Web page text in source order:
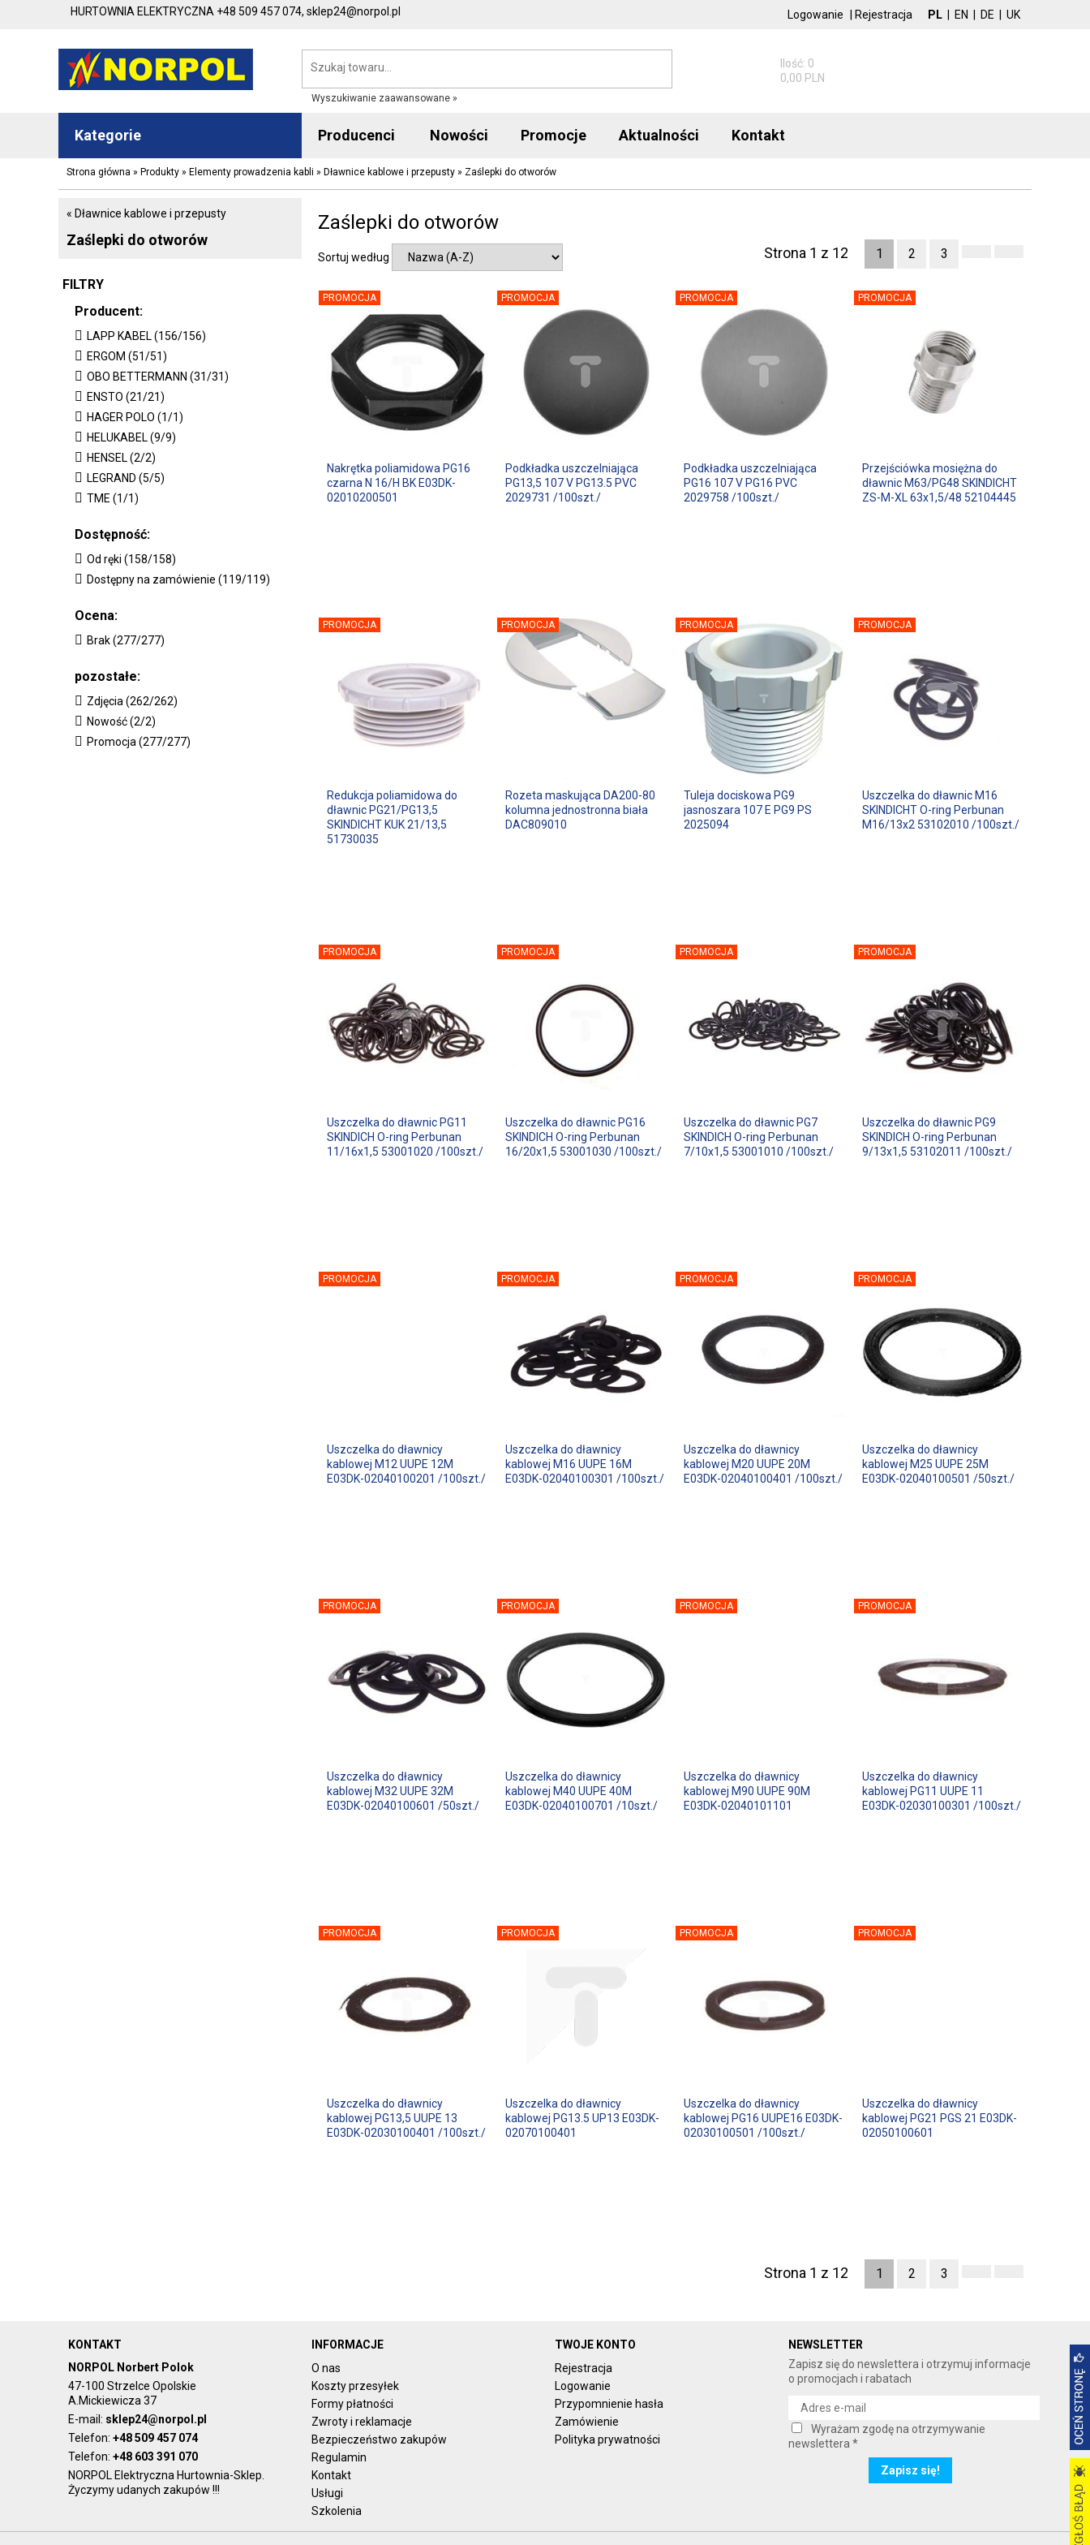
HURTOWNIA ELEKTRYCZNA +48 509 457 074, sklep24@norpol.pl PL EN DE UK
Logowanie Rejestracja
Wyszukiwanie zaawansowane »
Ilość: 0
0,00 PLN
Kategorie Producenci Nowości Promocje Aktualności Kontakt
Strona główna » Produkty » Elementy prowadzenia kabli » Dławnice kablowe i przepusty » Zaślepki do otworów
« Dławnice kablowe i przepusty
Zaślepki do otworów
FILTRY
Producent:
LAPP KABEL (156/156)
ERGOM (51/51)
OBO BETTERMANN (31/31)
ENSTO (21/21)
HAGER POLO (1/1)
HELUKABEL (9/9)
HENSEL (2/2)
LEGRAND (5/5)
TME (1/1)
Dostępność:
Od ręki (158/158)
Dostępny na zamówienie (119/119)
Ocena:
Brak (277/277)
pozostałe:
Zdjęcia (262/262)
Nowość (2/2)
Promocja (277/277)
Zaślepki do otworów
Sortuj według Strona 1 z 12 1 2 3
PROMOCJA
Nakrętka poliamidowa PG16
czarna N 16/H BK E03DK-
02010200501
PROMOCJA
Podkładka uszczelniająca
PG13,5 107 V PG13.5 PVC
2029731 /100szt./
PROMOCJA
Podkładka uszczelniająca
PG16 107 V PG16 PVC
2029758 /100szt./
PROMOCJA
Przejściówka mosiężna do
dławnic M63/PG48 SKINDICHT
ZS-M-XL 63x1,5/48 52104445
PROMOCJA
Redukcja poliamidowa do
dławnic PG21/PG13,5
SKINDICHT KUK 21/13,5
51730035
PROMOCJA
Rozeta maskująca DA200-80
kolumna jednostronna biała
DAC809010
PROMOCJA
Tuleja dociskowa PG9
jasnoszara 107 E PG9 PS
2025094
PROMOCJA
Uszczelka do dławnic M16
SKINDICHT O-ring Perbunan
M16/13x2 53102010 /100szt./
PROMOCJA
Uszczelka do dławnic PG11
SKINDICH O-ring Perbunan
11/16x1,5 53001020 /100szt./
PROMOCJA
Uszczelka do dławnic PG16
SKINDICH O-ring Perbunan
16/20x1,5 53001030 /100szt./
PROMOCJA
Uszczelka do dławnic PG7
SKINDICH O-ring Perbunan
7/10x1,5 53001010 /100szt./
PROMOCJA
Uszczelka do dławnic PG9
SKINDICH O-ring Perbunan
9/13x1,5 53102011 /100szt./
PROMOCJA
Uszczelka do dławnicy
kablowej M12 UUPE 12M
E03DK-02040100201 /100szt./
PROMOCJA
Uszczelka do dławnicy
kablowej M16 UUPE 16M
E03DK-02040100301 /100szt./
PROMOCJA
Uszczelka do dławnicy
kablowej M20 UUPE 20M
E03DK-02040100401 /100szt./
PROMOCJA
Uszczelka do dławnicy
kablowej M25 UUPE 25M
E03DK-02040100501 /50szt./
PROMOCJA
Uszczelka do dławnicy
kablowej M32 UUPE 32M
E03DK-02040100601 /50szt./
PROMOCJA
Uszczelka do dławnicy
kablowej M40 UUPE 40M
E03DK-02040100701 /10szt./
PROMOCJA
Uszczelka do dławnicy
kablowej M90 UUPE 90M
E03DK-02040101101
PROMOCJA
Uszczelka do dławnicy
kablowej PG11 UUPE 11
E03DK-02030100301 /100szt./
PROMOCJA
Uszczelka do dławnicy
kablowej PG13,5 UUPE 13
E03DK-02030100401 /100szt./
PROMOCJA
Uszczelka do dławnicy
kablowej PG13.5 UP13 E03DK-
02070100401
PROMOCJA
Uszczelka do dławnicy
kablowej PG16 UUPE16 E03DK-
02030100501 /100szt./
PROMOCJA
Uszczelka do dławnicy
kablowej PG21 PGS 21 E03DK-
02050100601
Strona 1 z 12 1 2 3
KONTAKT
NORPOL Norbert Polok
47-100 Strzelce Opolskie
A.Mickiewicza 37
E-mail: sklep24@norpol.pl
Telefon: +48 509 457 074
Telefon: +48 603 391 070
NORPOL Elektryczna Hurtownia-Sklep.
Życzymy udanych zakupów !!!
INFORMACJE
O nas
Koszty przesyłek
Formy płatności
Zwroty i reklamacje
Bezpieczeństwo zakupów
Regulamin
Kontakt
Usługi
Szkolenia
TWOJE KONTO
Rejestracja
Logowanie
Przypomnienie hasła
Zamówienie
Polityka prywatności
NEWSLETTER
Zapisz się do newslettera i otrzymuj informacje
o promocjach i rabatach
Wyrażam zgodę na otrzymywanie
newslettera *